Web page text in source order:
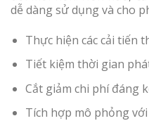
dễ dàng sử dụng và cho
Thực hiện các cải tiến
Tiết kiệm thời gian
Cắt giảm chi phí đáng
Tích hợp mô phỏng